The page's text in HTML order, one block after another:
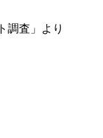
調査」より